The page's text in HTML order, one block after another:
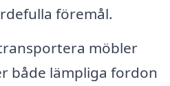
föremål.
möbler
både lämpliga fordon